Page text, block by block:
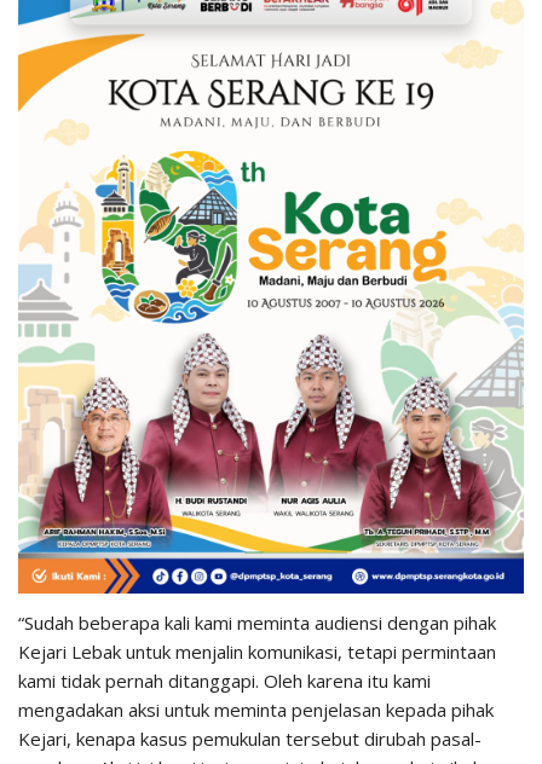
“Sudah beberapa kali kami meminta audiensi dengan pihak
Kejari Lebak untuk menjalin komunikasi, tetapi permintaan
kami tidak pernah ditanggapi. Oleh karena itu kami
mengadakan aksi untuk meminta penjelasan kepada pihak
Kejari, kenapa kasus pemukulan tersebut dirubah pasal-